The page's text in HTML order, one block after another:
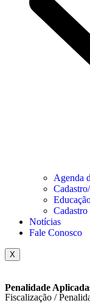
Agenda
Cadastro
Notícias
Fale Conosco
X
Penalidade
Fiscalização /